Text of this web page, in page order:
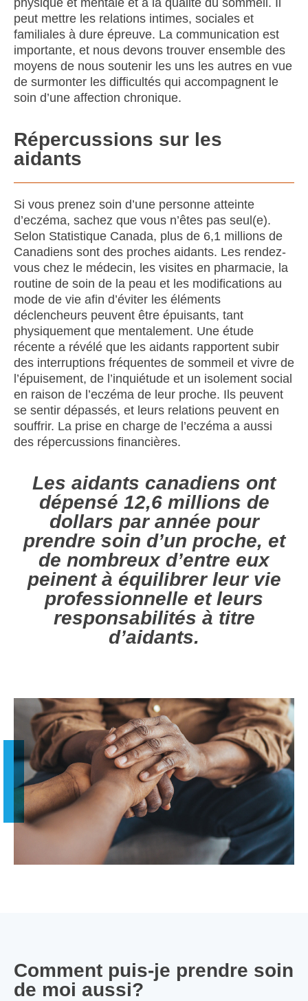
physique et mentale et à la qualité du sommeil. Il
peut mettre les relations intimes, sociales et
familiales à dure épreuve. La communication est
importante, et nous devons trouver ensemble des
moyens de nous soutenir les uns les autres en vue
de surmonter les difficultés qui accompagnent le
soin d’une affection chronique.
Répercussions sur les
aidants
Si vous prenez soin d’une personne atteinte
d’eczéma, sachez que vous n’êtes pas seul(e).
Selon Statistique Canada, plus de 6,1 millions de
Canadiens sont des proches aidants. Les rendez-
vous chez le médecin, les visites en pharmacie, la
routine de soin de la peau et les modifications au
mode de vie afin d’éviter les éléments
déclencheurs peuvent être épuisants, tant
physiquement que mentalement. Une étude
récente a révélé que les aidants rapportent subir
des interruptions fréquentes de sommeil et vivre de
l’épuisement, de l’inquiétude et un isolement social
en raison de l’eczéma de leur proche. Ils peuvent
se sentir dépassés, et leurs relations peuvent en
souffrir. La prise en charge de l’eczéma a aussi
des répercussions financières.
Les aidants canadiens ont
dépensé 12,6 millions de
dollars par année pour
prendre soin d’un proche, et
de nombreux d’entre eux
peinent à équilibrer leur vie
professionnelle et leurs
responsabilités à titre
d’aidants.
Comment puis-je prendre soin
de moi aussi?